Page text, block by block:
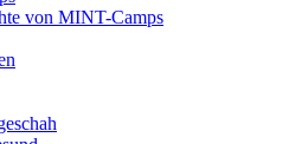
von MINT-Camps